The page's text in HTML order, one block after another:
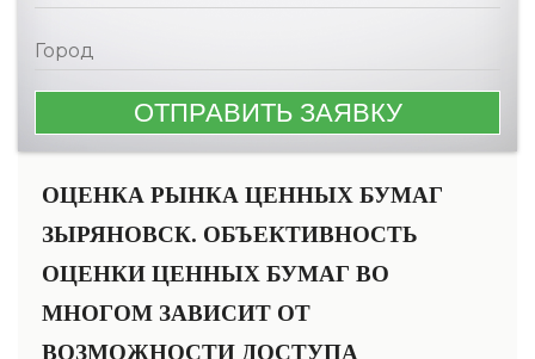
ОЦЕНКА РЫНКА ЦЕННЫХ БУМАГ
ЗЫРЯНОВСК. ОБЪЕКТИВНОСТЬ
ОЦЕНКИ ЦЕННЫХ БУМАГ ВО
МНОГОМ ЗАВИСИТ ОТ
ВОЗМОЖНОСТИ ДОСТУПА